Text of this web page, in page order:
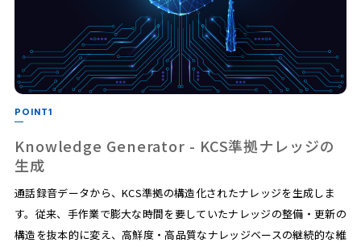
POINT1
Knowledge Generator - KCS準拠ナレッジの
生成
通話録音データから、KCS準拠の構造化されたナレッジを生成しま
す。従来、手作業で膨大な時間を要していたナレッジの整備・更新の
構造を抜本的に変え、高鮮度・高品質なナレッジベースの継続的な維